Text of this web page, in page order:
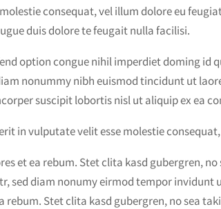
consequat, vel illum dolore eu
duis dolore te feugait nulla facilisi.
option congue nihil imperdiet doming id
nonummy nibh euismod tincidunt ut
suscipit lobortis nisl ut aliquip ex ea
in vulputate velit esse molestie
et ea rebum. Stet clita kasd gubergren,
sed diam nonumy eirmod tempor
rebum. Stet clita kasd gubergren, no sea